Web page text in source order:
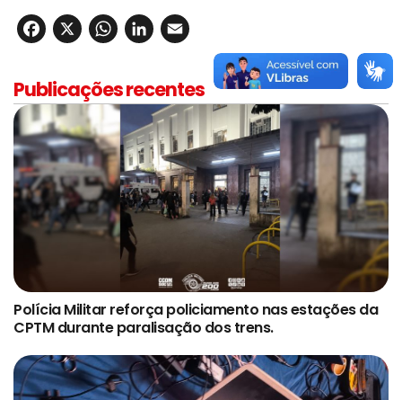
Facebook
X WhatsApp
LinkedIn
Publicações recentes
Polícia Militar reforça policiamento nas estações da
CPTM durante paralisação dos trens.